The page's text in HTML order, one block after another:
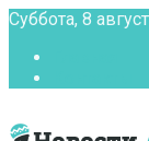
Суббота, 8